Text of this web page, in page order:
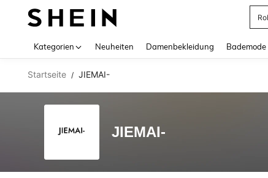
Kategorien Neuheiten Damenbekleidung Bademode
Startseite / JIEMAI-
JIEMAI-